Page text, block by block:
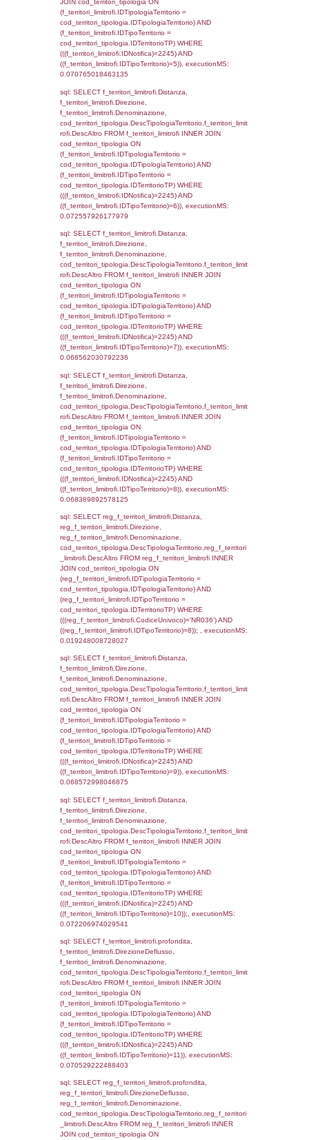
0.00051498413085938
sql: SELECT el_regioni.Regione,
el_comuni.Comune,
f_confini INNER JOIN ((el_comuni INNER
ON el_comuni.IstProvincia =
INNER JOIN el_regioni ON
el_regioni.IstRegione) ON
el_comuni.IstComune WHERE
(((f_confini.IDNotifica)=2245));,
0.00064301490783691
sql: SELECT
SEPARATOR '; ') AS DescAltro,
f_territori_limitrofi INNER JOIN
(f_territori_limitrofi.IDTipologiaTerritorio =
cod_territori_tipologia.IDTipologiaTerritorio
f_territori_limitrofi.IDTipoTerritorio =
cod_territori_tipologia.IDTerritorioTP )
((f_territori_limitrofi.IDNotifica) = 2245 ) AND
cod_territori_tipologia.IDTerritorioTP = 1)
executionMS: 0.052434921264648
sql: SELECT
SEPARATOR '; ') AS DescAltro,
reg_f_territori_limitrofi INNER JOIN
ON
cod_territori_tipologia.IDTipologiaTerritorio
reg_f_territori_limitrofi.IDTipoTerritorio =
((reg_f_territori_limitrofi.CodiceUnivoco)
cod_territori_tipologia.IDTerritorioTP=1)
executionMS: 0.015331029891968
sql: SELECT f_territori_limitrofi.Distanza,
f_territori_limitrofi.Direzione,
f_territori_limitrofi.Denominazione,
f_territori_limitrofi INNER JOIN
(f_territori_limitrofi.IDTipologiaTerritorio =
cod_territori_tipologia.IDTipologiaTerritorio)
(f_territori_limitrofi.IDTipoTerritorio =
cod_territori_tipologia.IDTerritorioTP)
(((f_territori_limitrofi.IDNotifica)=2245) AND
((f_territori_limitrofi.IDTipoTerritorio)=2)),
sql: SELECT f_territori_limitrofi.Distanza,
f_territori_limitrofi.Direzione,
f_territori_limitrofi.Denominazione,
f_territori_limitrofi.DescAltro FROM
JOIN cod_territori_tipologia ON
(f_territori_limitrofi.IDTipologiaTerritorio =
cod_territori_tipologia.IDTipologiaTerritorio)
(f_territori_limitrofi.IDTipoTerritorio =
cod_territori_tipologia.IDTerritorioTP)
(((f_territori_limitrofi.IDNotifica)=2245) AND
((f_territori_limitrofi.IDTipoTerritorio)=3)),
0.070418834686279
sql: SELECT f_territori_limitrofi.Distanza,
f_territori_limitrofi.Direzione,
f_territori_limitrofi.Denominazione,
rofi.DescAltro FROM f_territori_limitrofi
cod_territori_tipologia ON
(f_territori_limitrofi.IDTipologiaTerritorio =